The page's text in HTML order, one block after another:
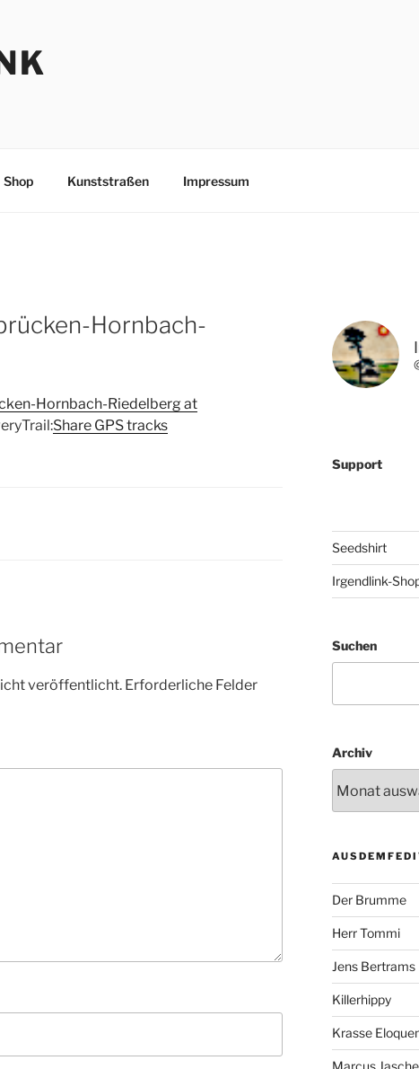
Shop Kunststraßen Impressum
Hornbach-
Hornbach-Riedelberg at
Share GPS tracks
veröffentlicht. Erforderliche Felder
Support
Seedshirt
Irgendlink-
Suchen
Archiv
Der Brumme
Herr Tommi
Jens Bertrams
Killerhippy
Krasse